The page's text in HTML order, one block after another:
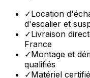
✓Location
d'escalier et
✓Livraison
France
✓Montage et
qualifiés
✓Matériel